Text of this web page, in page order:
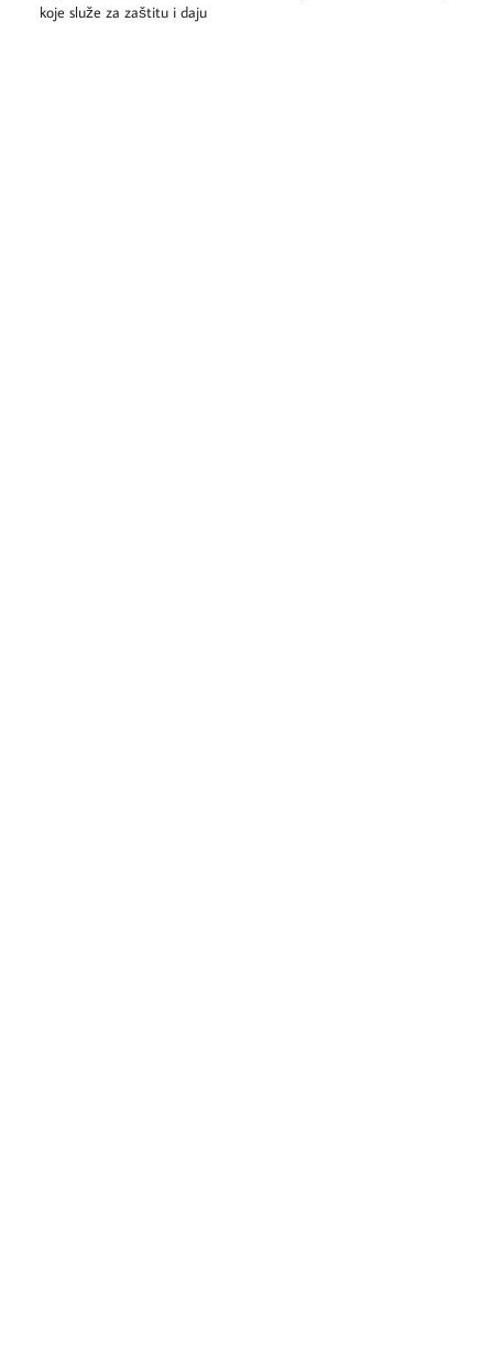
koje služe za zaštitu i daju